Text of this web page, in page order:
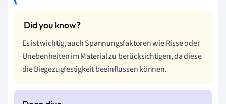
Es ist wichtig, auch Spannungsfaktoren wie Risse oder
Unebenheiten im Material zu berücksichtigen, da diese
die Biegezugfestigkeit beeinflussen können.